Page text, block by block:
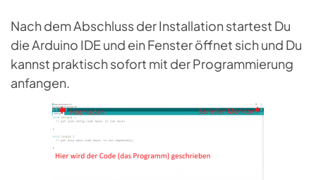
Nach dem Abschluss der Installation startest Du
die Arduino IDE und ein Fenster öffnet sich und Du
kannst praktisch sofort mit der Programmierung
anfangen.